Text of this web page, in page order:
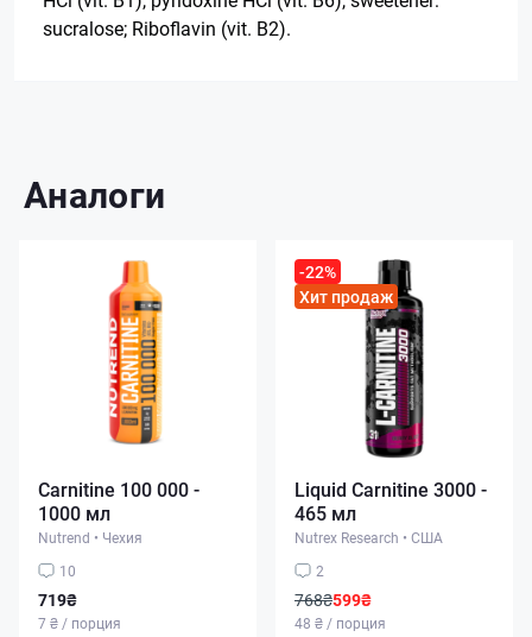
sucralose; Riboflavin (vit. B2).
Аналоги
Carnitine 100 000 -
1000 мл
Nutrend • Чехия
10
719₴
7 ₴ / порция
-22%
Хит продаж
Liquid Carnitine 3000 -
465 мл
Nutrex Research • США
2
768₴599₴
48 ₴ / порция